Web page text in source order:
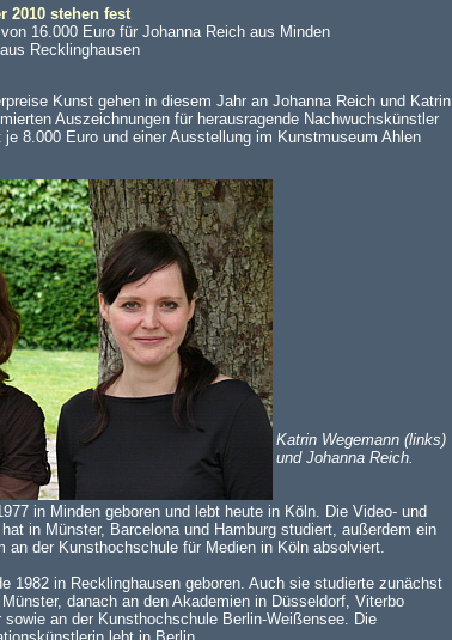
2010 stehen fest
16.000 Euro für Johanna Reich aus Minden
Recklinghausen
Kunst gehen in diesem Jahr an Johanna Reich und Katrin
Auszeichnungen für herausragende Nachwuchskünstler
8.000 Euro und einer Ausstellung im Kunstmuseum Ahlen
Katrin Wegemann (links)
und Johanna Reich.
in Minden geboren und lebt heute in Köln. Die Video- und
in Münster, Barcelona und Hamburg studiert, außerdem ein
an der Kunsthochschule für Medien in Köln absolviert.
1982 in Recklinghausen geboren. Auch sie studierte zunächst
danach an den Akademien in Düsseldorf, Viterbo
sowie an der Kunsthochschule Berlin-Weißensee. Die